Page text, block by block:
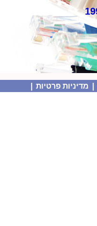
מדיניות פרטיות